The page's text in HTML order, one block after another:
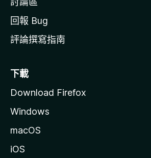
回報 Bug
評論撰寫指南
下載
Download Firefox
Windows
macOS
iOS